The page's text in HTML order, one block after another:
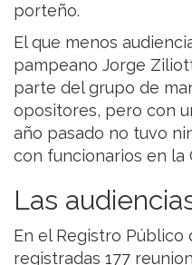
porteño.
El que menos
pampeano Jorge
parte del grupo de
opositores, pero con
año pasado no tuvo
con funcionarios en la
Las
En el Registro Público
registradas 177